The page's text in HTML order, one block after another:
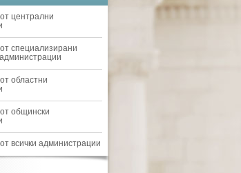
централни
специализирани
областни
общински
всички администрации